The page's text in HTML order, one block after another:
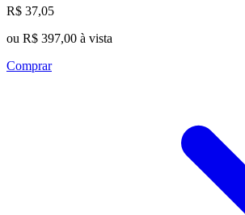
R$ 37,05
ou R$ 397,00 à vista
Comprar